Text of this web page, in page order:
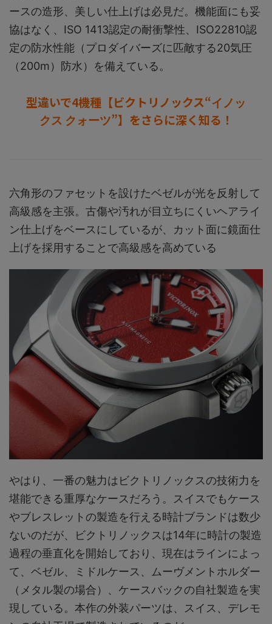
ースの造形、美しい仕上げは必見だ。機能面にも妥
協はなく、ISO 1413認定の耐衝撃性、ISO22810認
定の防水性能（プロダイバーズに匹敵する20気圧
（200m）防水）を備えている。
型違いで4機種【ビクトリノックス“イノッ
クス クォーツ”】をさらに深く知る！
六角形のファセットを設けたベゼルが光を反射して
高級感を主張。古傷や汚れが目立ちにくいヘアライ
ン仕上げをベースにしているが、カット面に鏡面仕
上げを採用することで高級感を高めている
やはり、一番の魅力はビクトリノックスの技術力を
堪能できる重厚なケースだろう。スイスでもケース
やブレスレットの製造を行える時計ブランドは数少
ないのだが、ビクトリノックスは14年に時計の製造
過程の垂直化を開始しており、現在はラインによっ
て、ベゼル、ミドルケース、ムーヴメントホルダー
（メタル製の場合）、ケースバックの自社製造を実
現している。本作の外装パーツは、スイス、デレモ